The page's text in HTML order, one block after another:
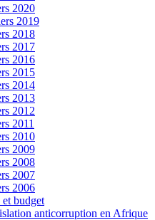
2020
2019
2018
2017
2016
2015
2014
2013
2012
2011
2010
2009
2008
2007
2006
budget
anticorruption en Afrique